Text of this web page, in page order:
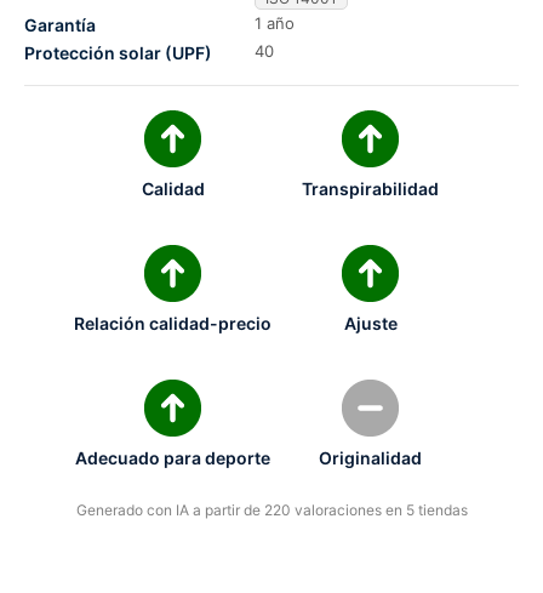
Garantía 1 año
Protección solar (UPF) 40
Calidad Transpirabilidad
Relación calidad-precio Ajuste
Adecuado para deporte Originalidad
Generado con IA a partir de 220 valoraciones en 5 tiendas